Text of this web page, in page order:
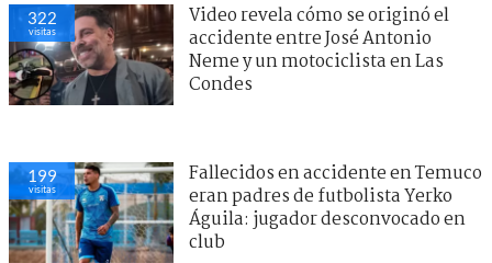
322
visitas
Video revela cómo se originó el
accidente entre José Antonio
Neme y un motociclista en Las
Condes
199
visitas
Fallecidos en accidente en Temuco
eran padres de futbolista Yerko
Águila: jugador desconvocado en
club